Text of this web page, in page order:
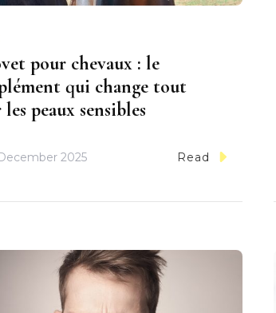
pour chevaux : le
qui change tout
peaux sensibles
2025 Read